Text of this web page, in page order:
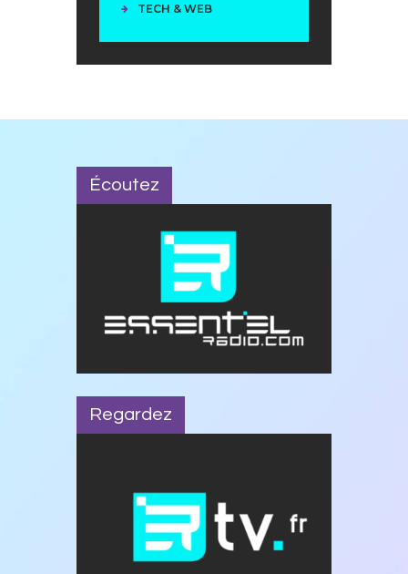
TECH & WEB
Écoutez
Regardez